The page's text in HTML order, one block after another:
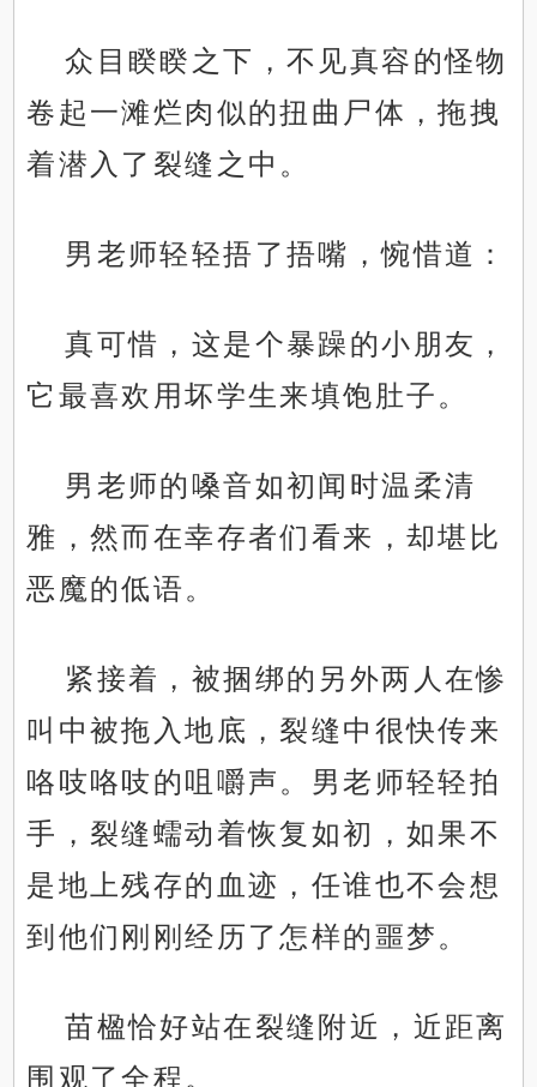
众目睽睽之下，不见真容的怪物
卷起一滩烂肉似的扭曲尸体，拖拽
着潜入了裂缝之中。
男老师轻轻捂了捂嘴，惋惜道：
真可惜，这是个暴躁的小朋友，
它最喜欢用坏学生来填饱肚子。
男老师的嗓音如初闻时温柔清
雅，然而在幸存者们看来，却堪比
恶魔的低语。
紧接着，被捆绑的另外两人在惨
叫中被拖入地底，裂缝中很快传来
咯吱咯吱的咀嚼声。男老师轻轻拍
手，裂缝蠕动着恢复如初，如果不
是地上残存的血迹，任谁也不会想
到他们刚刚经历了怎样的噩梦。
苗楹恰好站在裂缝附近，近距离
围观了全程。